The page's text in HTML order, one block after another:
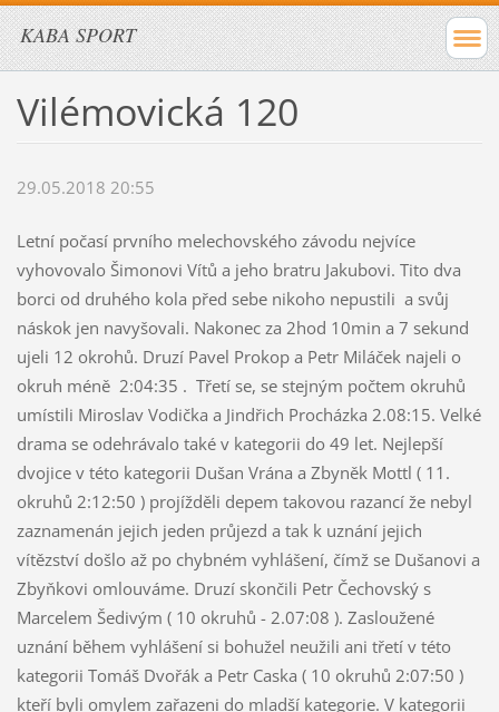
KABA SPORT
Vilémovická 120
29.05.2018 20:55
Letní počasí prvního melechovského závodu nejvíce
vyhovovalo Šimonovi Vítů a jeho bratru Jakubovi. Tito dva
borci od druhého kola před sebe nikoho nepustili a svůj
náskok jen navyšovali. Nakonec za 2hod 10min a 7 sekund
ujeli 12 okrohů. Druzí Pavel Prokop a Petr Miláček najeli o
okruh méně 2:04:35 . Třetí se, se stejným počtem okruhů
umístili Miroslav Vodička a Jindřich Procházka 2.08:15. Velké
drama se odehrávalo také v kategorii do 49 let. Nejlepší
dvojice v této kategorii Dušan Vrána a Zbyněk Mottl ( 11.
okruhů 2:12:50 ) projížděli depem takovou razancí že nebyl
zaznamenán jejich jeden průjezd a tak k uznání jejich
vítězství došlo až po chybném vyhlášení, čímž se Dušanovi a
Zbyňkovi omlouváme. Druzí skončili Petr Čechovský s
Marcelem Šedivým ( 10 okruhů - 2.07:08 ). Zasloužené
uznání během vyhlášení si bohužel neužili ani třetí v této
kategorii Tomáš Dvořák a Petr Caska ( 10 okruhů 2:07:50 )
kteří byli omylem zařazeni do mladší kategorie. V kategorii